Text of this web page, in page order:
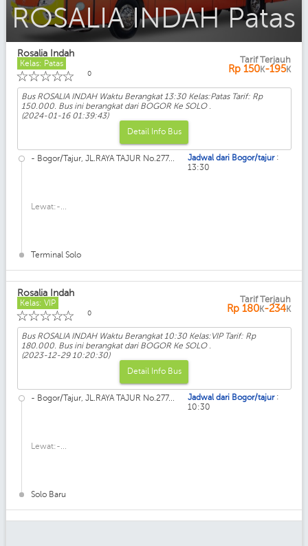
ROSALIA INDAH VIP
Rosalia Indah
Kelas: Patas
☆
☆
☆
☆
☆ 0
Tarif Terjauh
Rp 150K-195K
Bus ROSALIA INDAH Waktu Berangkat 13:30 Kelas:Patas Tarif: Rp
150.000. Bus ini berangkat dari BOGOR Ke SOLO .
(2024-01-16 01:39:43)
Detail Info Bus
- Bogor/Tajur, JL.RAYA TAJUR No.277...
Lewat:-...
Terminal Solo
Jadwal dari Bogor/tajur :
13:30
Rosalia Indah
Kelas: VIP
☆
☆
☆
☆
☆ 0
Tarif Terjauh
Rp 180K-234K
Bus ROSALIA INDAH Waktu Berangkat 10:30 Kelas:VIP Tarif: Rp
180.000. Bus ini berangkat dari BOGOR Ke SOLO .
(2023-12-29 10:20:30)
Detail Info Bus
- Bogor/Tajur, JL.RAYA TAJUR No.277...
Lewat:-...
Solo Baru
Jadwal dari Bogor/tajur :
10:30